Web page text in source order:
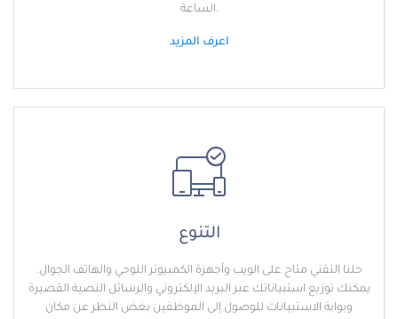
الساعة.
اعرف المزيد
التنوع
حلنا التقني متاح على الويب وأجهزة الكمبيوتر اللوحي والهاتف الجوال.
يمكنك توزيع استبياناتك عبر البريد الإلكتروني والرسائل النصية القصيرة
وبوابة الاستبيانات للوصول إلى الموظفين بغض النظر عن مكان